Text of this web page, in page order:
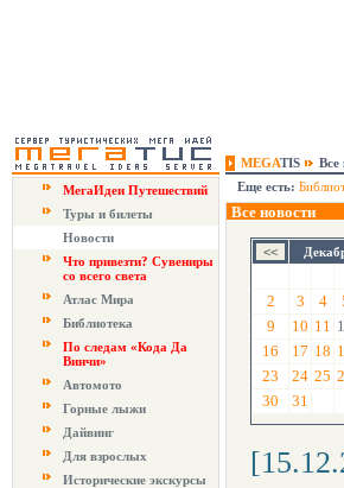
MEGATIS
Все
МегаИдеи Путешествий
Туры и билеты
Новости
Что привезти? Сувениры
со всего света
Атлас Мира
Библиотека
По следам «Кода Да
Винчи»
Автомото
Горные лыжи
Дайвинг
Для взрослых
Исторические экскурсы
Еще есть:
Все новости
2
3 4
9
10 11
16
17 18
23
24 25
30
31